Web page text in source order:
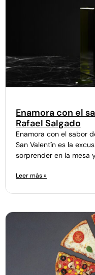
Enamora con el
Rafael Salgado
Enamora con el sabor
San Valentín es la
sorprender en la mesa
Leer más »